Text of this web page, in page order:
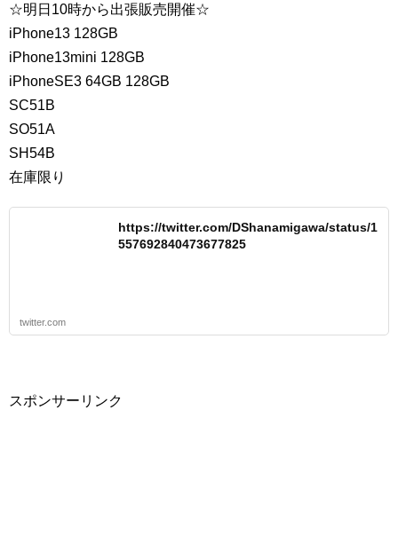
☆明日10時から出張販売開催☆
iPhone13 128GB
iPhone13mini 128GB
iPhoneSE3 64GB 128GB
SC51B
SO51A
SH54B
在庫限り
https://twitter.com/DShanamigawa/status/1
557692840473677825
twitter.com
スポンサーリンク